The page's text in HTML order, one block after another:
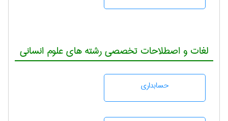
لغات و اصطلاحات تخصصی رشته های علوم انسانی
حسابداری